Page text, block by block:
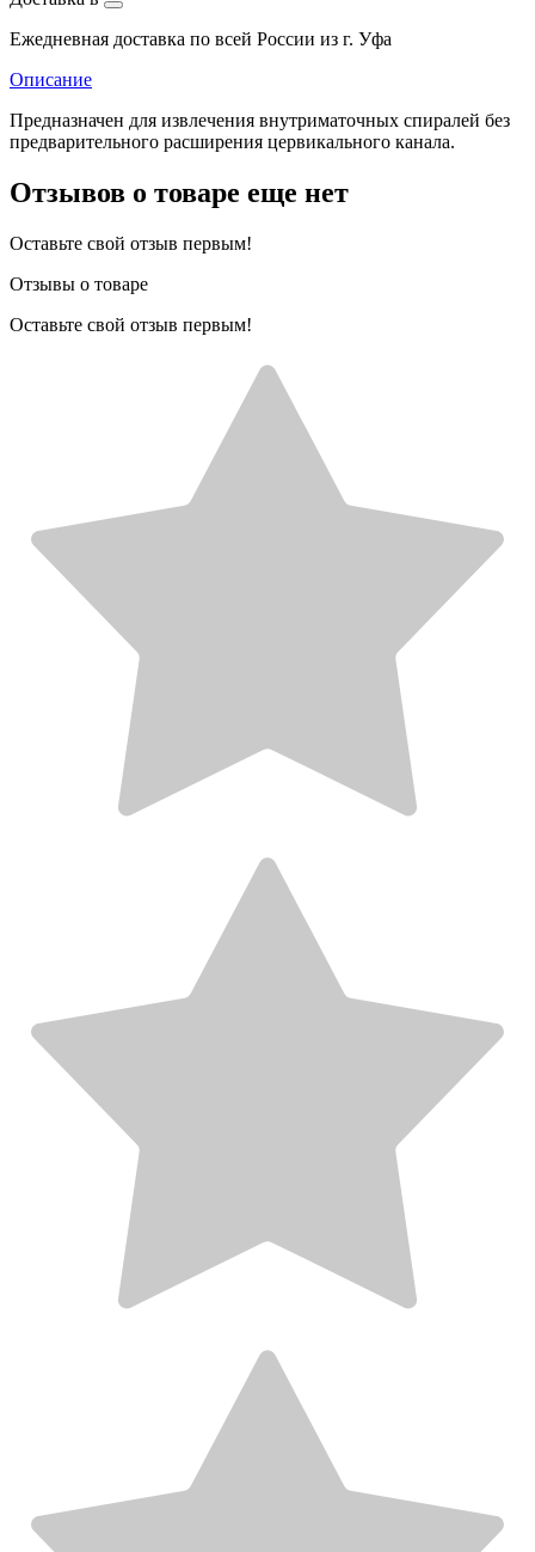
Ежедневная доставка по всей России из г. Уфа
Описание
Предназначен для извлечения внутриматочных спиралей без
предварительного расширения цервикального канала.
Отзывов о товаре еще нет
Оставьте свой отзыв первым!
Отзывы о товаре
Оставьте свой отзыв первым!